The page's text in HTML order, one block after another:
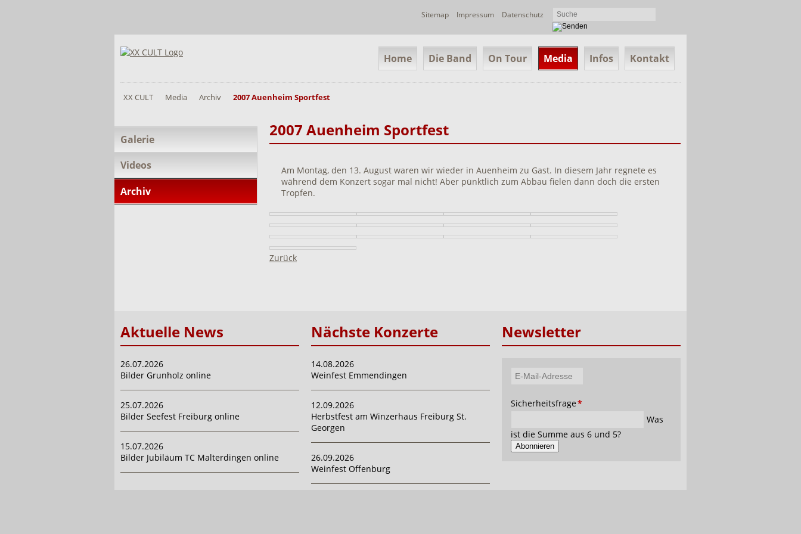
Navigation
Sitemap Impressum Datenschutz
überspringen
Home Die Band On Tour Media Infos Kontakt
XX CULT Media Archiv 2007 Auenheim Sportfest
2007 Auenheim Sportfest
Am Montag, den 13. August waren wir wieder in Auenheim zu Gast. In diesem Jahr regnete es
während dem Konzert sogar mal nicht! Aber pünktlich zum Abbau fielen dann doch die ersten
Tropfen.
Zurück
Navigation
überspringen
Galerie
Videos
Archiv
Aktuelle News
26.07.2026
Bilder Grunholz online
25.07.2026
Bilder Seefest Freiburg online
15.07.2026
Bilder Jubiläum TC Malterdingen online
Nächste Konzerte
14.08.2026
Weinfest Emmendingen
12.09.2026
Herbstfest am Winzerhaus Freiburg St.
Georgen
26.09.2026
Weinfest Offenburg
Newsletter
Adresse
Pflichtfeld
Sicherheitsfrage*
Was
ist die Summe aus 6 und 5?
Abonnieren